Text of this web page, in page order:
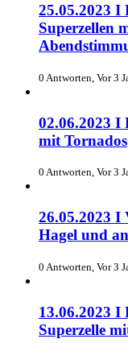
25.05.2023 I
Superzellen
0 Antworten, Vor 3
02.06.2023 I
mit Tornados
0 Antworten, Vor 3
26.05.2023 I
Hagel und
0 Antworten, Vor 3
13.06.2023
Superzelle